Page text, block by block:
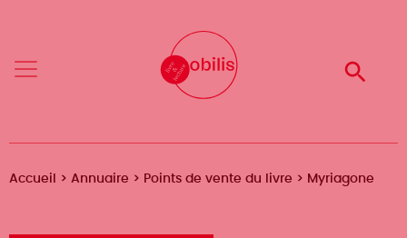
Menu
principal
Menu
Fil
Accueil Annuaire Points de vente du livre Myriagone